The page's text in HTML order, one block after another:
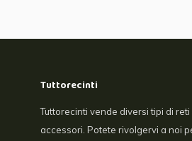
Tuttorecinti
Tuttorecinti vende diversi tipi di reti
accessori. Potete rivolgervi a noi